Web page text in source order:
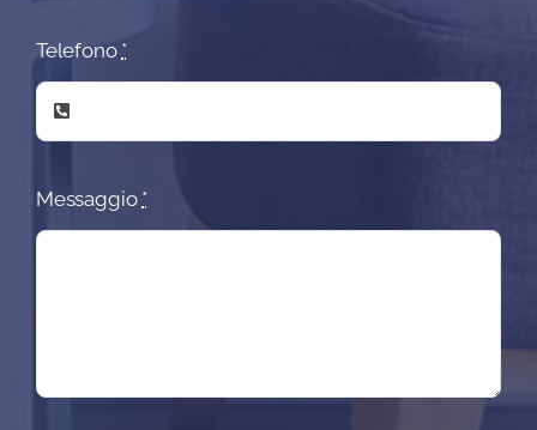
Telefono *
Messaggio *